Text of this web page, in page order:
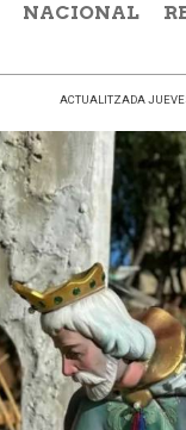
NACIONAL
ACTUALITZADA